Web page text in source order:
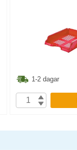
1-2 dagar